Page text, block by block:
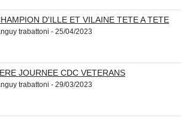
D'ILLE ET VILAINE TETE A TETE
trabattoni - 25/04/2023
JOURNEE CDC VETERANS
trabattoni - 29/03/2023